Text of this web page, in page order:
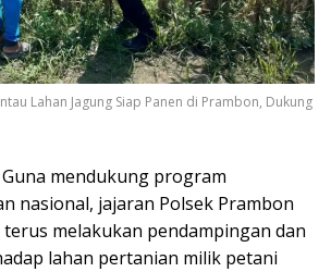
Lahan Jagung Siap Panen di Prambon, Dukung
mendukung program
nasional, jajaran Polsek Prambon
melakukan pendampingan dan
lahan pertanian milik petani